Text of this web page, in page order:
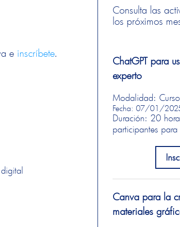
e inscríbete.
Consulta las
los próximos
ChatGPT para
experto
Modalidad: Curso
Fecha: 07/01/
Duración: 20
participantes
Canva para la
materiales